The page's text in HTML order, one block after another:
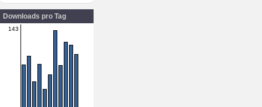
Downloads pro Tag
143